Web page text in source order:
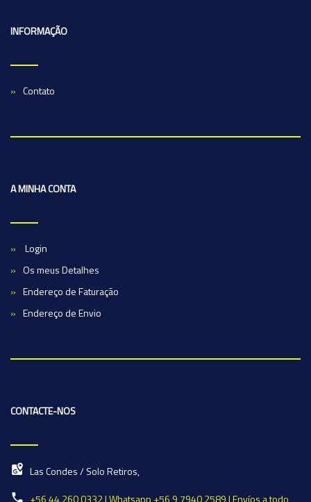
INFORMAÇÃO
Contato
A MINHA CONTA
Login
Os meus Detalhes
Endereço de Faturação
Endereço de Envio
CONTACTE-NOS
Las Condes / Solo Retiros,
+56 44 260 0332 | Whatsapp +56 9 7940 2589 | Envíos a todo